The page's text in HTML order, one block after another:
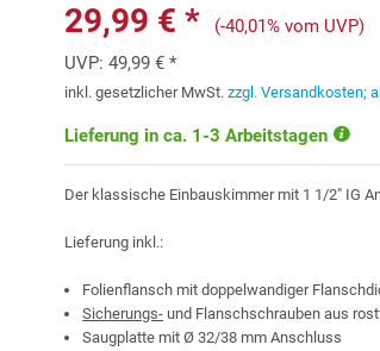
29,99 € *
(-40,01% vom UVP)
UVP:49,99 € *
inkl. gesetzlicher MwSt.zzgl. Versandkosten;
Lieferung in ca. 1-3 Arbeitstagen
Der klassische Einbauskimmer mit 1 1/2" IG
Lieferung inkl.:
Folienflansch mit doppelwandiger
Sicherungs- und Flanschschrauben aus
Saugplatte mit Ø 32/38 mm Anschluss